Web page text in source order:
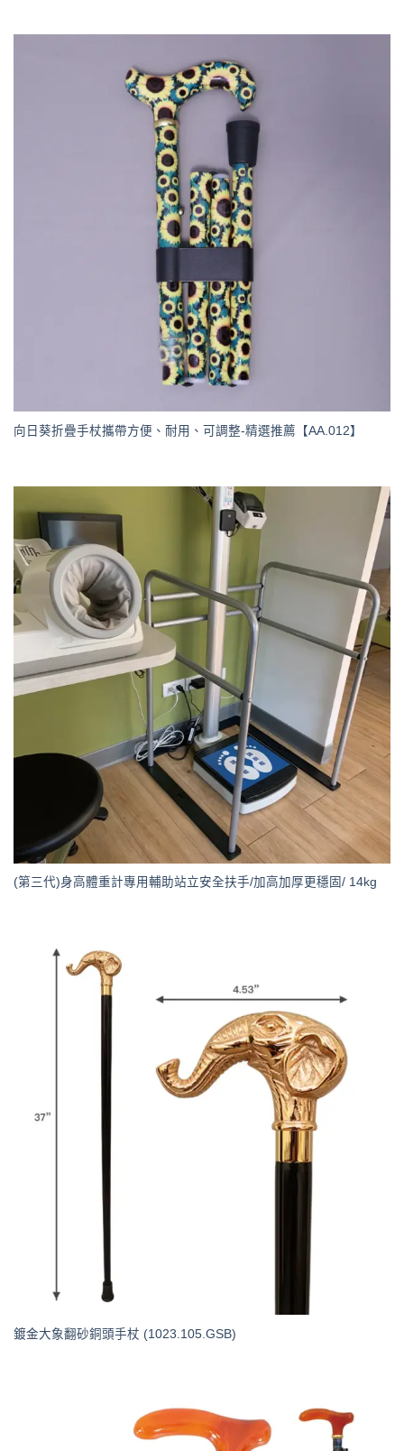
向日葵折疊手杖攜帶方便、耐用、可調整-精選推薦【AA.012】
(第三代)身高體重計專用輔助站立安全扶手/加高加厚更穩固/ 14kg
鍍金大象翻砂銅頭手杖 (1023.105.GSB)